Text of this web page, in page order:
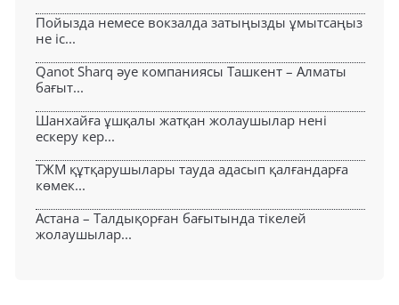
Пойызда немесе вокзалда затыңызды ұмытсаңыз
не іс...
Qanot Sharq әуе компаниясы Ташкент – Алматы
бағыт...
Шанхайға ұшқалы жатқан жолаушылар нені
ескеру кер...
ТЖМ құтқарушылары тауда адасып қалғандарға
көмек...
Астана – Талдықорған бағытында тікелей
жолаушылар...